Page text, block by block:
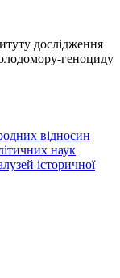
дослідження
геноциду
відносин
наук
історичної